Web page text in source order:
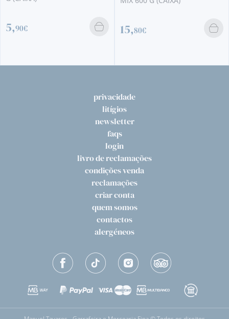
5,90€ 15,80€
privacidade
litígios
newsletter
faqs
login
livro de reclamações
condições venda
reclamações
criar conta
quem somos
contactos
alergéneos